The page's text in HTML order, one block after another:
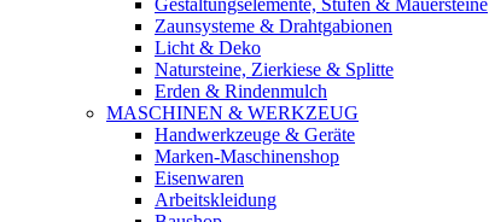
Gestaltungselemente, Stufen & Mauersteine
Zaunsysteme & Drahtgabionen
Licht & Deko
Natursteine, Zierkiese & Splitte
Erden & Rindenmulch
MASCHINEN & WERKZEUG
Handwerkzeuge & Geräte
Marken-Maschinenshop
Eisenwaren
Arbeitskleidung